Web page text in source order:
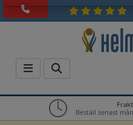
Beställ senast